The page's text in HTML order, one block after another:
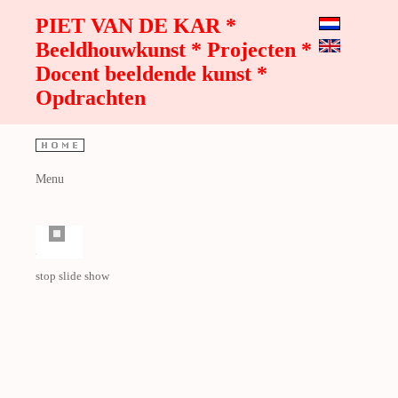
PIET VAN DE KAR *
Beeldhouwkunst * Projecten *
Docent beeldende kunst *
Opdrachten
Menu
stop slide show